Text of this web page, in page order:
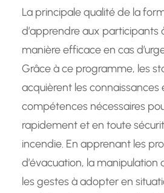
La principale qualité de la
d’apprendre aux participants
manière efficace en cas
Grâce à ce programme, les
acquièrent les connaissances
compétences nécessaires
rapidement et en toute
incendie. En apprenant les
d’évacuation, la manipulation
les gestes à adopter en